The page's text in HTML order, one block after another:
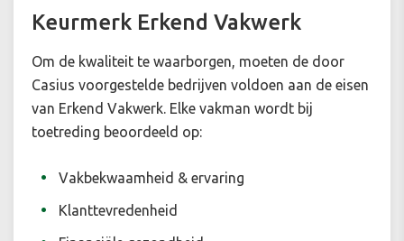
Keurmerk Erkend Vakwerk
Om de kwaliteit te waarborgen, moeten de door
Casius voorgestelde bedrijven voldoen aan de eisen
van Erkend Vakwerk. Elke vakman wordt bij
toetreding beoordeeld op:
Vakbekwaamheid & ervaring
Klanttevredenheid